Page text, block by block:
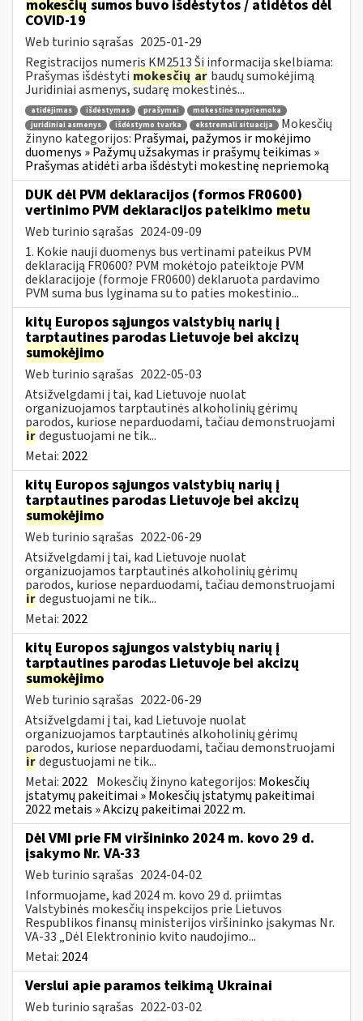
mokesčių sumos buvo išdėstytos / atidėtos dėl
COVID-19
Web turinio sąrašas 2025-01-29
Registracijos numeris KM2513 Ši informacija skelbiama:
Prašymas išdėstyti mokesčių ar baudų sumokėjimą
Juridiniai asmenys, sudarę mokestinės...
atidėjimas išdėstymas prašymai
mokestinė nepriemoka
juridiniai asmenys
išdėstymo tvarka ekstremali situacija
Mokesčių
žinyno kategorijos: Prašymai, pažymos ir mokėjimo
duomenys » Pažymų užsakymas ir prašymų teikimas »
Prašymas atidėti arba išdėstyti mokestinę nepriemoką
DUK dėl PVM deklaracijos (formos FR0600)
vertinimo PVM deklaracijos pateikimo metu
Web turinio sąrašas 2024-09-09
1. Kokie nauji duomenys bus vertinami pateikus PVM
deklaraciją FR0600? PVM mokėtojo pateiktoje PVM
deklaracijoje (formoje FR0600) deklaruota pardavimo
PVM suma bus lyginama su to paties mokestinio...
kitų Europos sąjungos valstybių narių į
tarptautines parodas Lietuvoje bei akcizų
sumokėjimo
Web turinio sąrašas 2022-05-03
Atsižvelgdami į tai, kad Lietuvoje nuolat
organizuojamos tarptautinės alkoholinių gėrimų
parodos, kuriose neparduodami, tačiau demonstruojami
irdegustuojami ne tik...
Metai: 2022
kitų Europos sąjungos valstybių narių į
tarptautines parodas Lietuvoje bei akcizų
sumokėjimo
Web turinio sąrašas 2022-06-29
Atsižvelgdami į tai, kad Lietuvoje nuolat
organizuojamos tarptautinės alkoholinių gėrimų
parodos, kuriose neparduodami, tačiau demonstruojami
irdegustuojami ne tik...
Metai: 2022
kitų Europos sąjungos valstybių narių į
tarptautines parodas Lietuvoje bei akcizų
sumokėjimo
Web turinio sąrašas 2022-06-29
Atsižvelgdami į tai, kad Lietuvoje nuolat
organizuojamos tarptautinės alkoholinių gėrimų
parodos, kuriose neparduodami, tačiau demonstruojami
irdegustuojami ne tik...
Metai: 2022 Mokesčių žinyno kategorijos: Mokesčių
įstatymų pakeitimai » Mokesčių įstatymų pakeitimai
2022 metais » Akcizų pakeitimai 2022 m.
Dėl VMI prie FM viršininko 2024 m. kovo 29 d.
įsakymo Nr. VA-33
Web turinio sąrašas 2024-04-02
Informuojame, kad 2024 m. kovo 29 d. priimtas
Valstybinės mokesčių inspekcijos prie Lietuvos
Respublikos finansų ministerijos viršininko įsakymas Nr.
VA-33 „Dėl Elektroninio kvito naudojimo...
Metai: 2024
Verslui apie paramos teikimą Ukrainai
Web turinio sąrašas 2022-03-02